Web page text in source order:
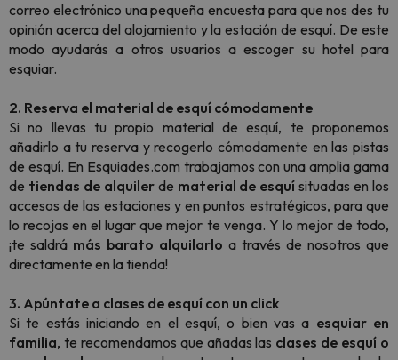
correo electrónico una pequeña encuesta para que nos des tu
opinión acerca del alojamiento y la estación de esquí. De este
modo ayudarás a otros usuarios a escoger su hotel para
esquiar.
2. Reserva el material de esquí cómodamente
Si no llevas tu propio material de esquí, te proponemos
añadirlo a tu reserva y recogerlo cómodamente en las pistas
de esquí. En Esquiades.com trabajamos con una amplia gama
de tiendas de alquiler de material de esquí situadas en los
accesos de las estaciones y en puntos estratégicos, para que
lo recojas en el lugar que mejor te venga. Y lo mejor de todo,
¡te saldrá más barato alquilarlo a través de nosotros que
directamente en la tienda!
3. Apúntate a clases de esquí con un click
Si te estás iniciando en el esquí, o bien vas a esquiar en
familia, te recomendamos que añadas las clases de esquí o